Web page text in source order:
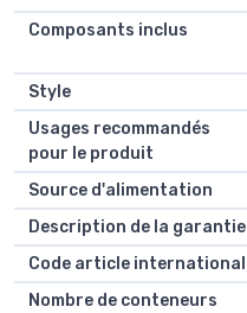
Composants inclus
Style
Usages recommandés
pour le produit
Source d'alimentation
Description de la garantie
Code article international
Nombre de conteneurs